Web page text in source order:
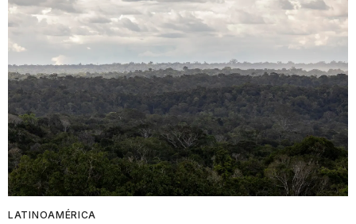
LATINOAMÉRICA